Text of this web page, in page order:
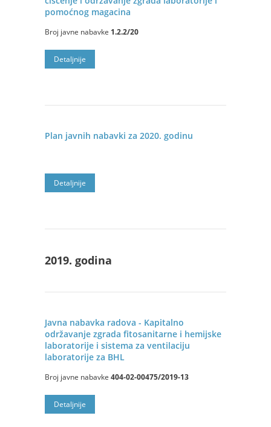
pomoćnog magacina
Broj javne nabavke 1.2.2/20
Detaljnije
Plan javnih nabavki za 2020. godinu
Detaljnije
2019. godina
Javna nabavka radova - Kapitalno
održavanje zgrada fitosanitarne i hemijske
laboratorije i sistema za ventilaciju
laboratorije za BHL
Broj javne nabavke 404-02-00475/2019-13
Detaljnije